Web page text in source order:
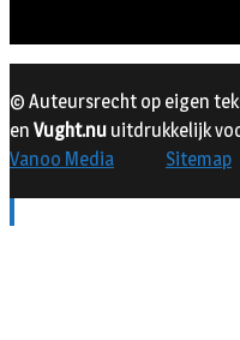
© Auteursrecht op eigen
en Vught.nu uitdrukkelijk
Vanoo Media
Sitemap